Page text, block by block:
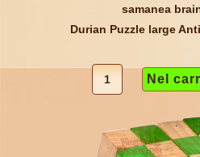
Durian Puzzle large